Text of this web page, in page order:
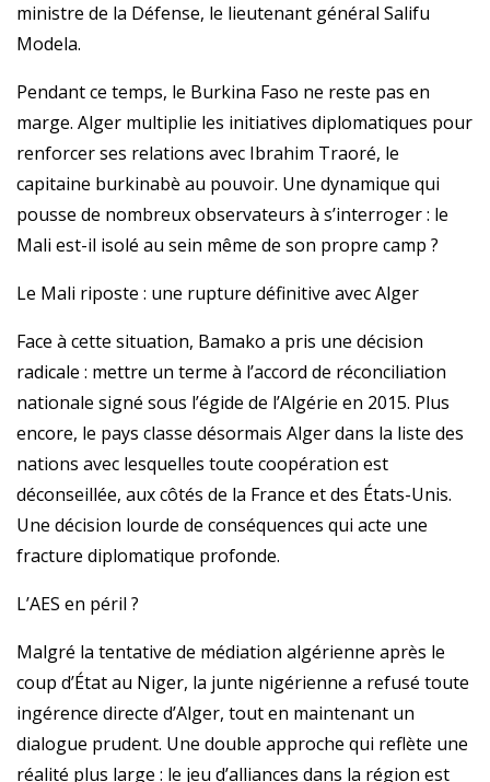
ministre de la Défense, le lieutenant général Salifu
Modela.
Pendant ce temps, le Burkina Faso ne reste pas en
marge. Alger multiplie les initiatives diplomatiques pour
renforcer ses relations avec Ibrahim Traoré, le
capitaine burkinabè au pouvoir. Une dynamique qui
pousse de nombreux observateurs à s’interroger : le
Mali est-il isolé au sein même de son propre camp ?
Le Mali riposte : une rupture définitive avec Alger
Face à cette situation, Bamako a pris une décision
radicale : mettre un terme à l’accord de réconciliation
nationale signé sous l’égide de l’Algérie en 2015. Plus
encore, le pays classe désormais Alger dans la liste des
nations avec lesquelles toute coopération est
déconseillée, aux côtés de la France et des États-Unis.
Une décision lourde de conséquences qui acte une
fracture diplomatique profonde.
L’AES en péril ?
Malgré la tentative de médiation algérienne après le
coup d’État au Niger, la junte nigérienne a refusé toute
ingérence directe d’Alger, tout en maintenant un
dialogue prudent. Une double approche qui reflète une
réalité plus large : le jeu d’alliances dans la région est